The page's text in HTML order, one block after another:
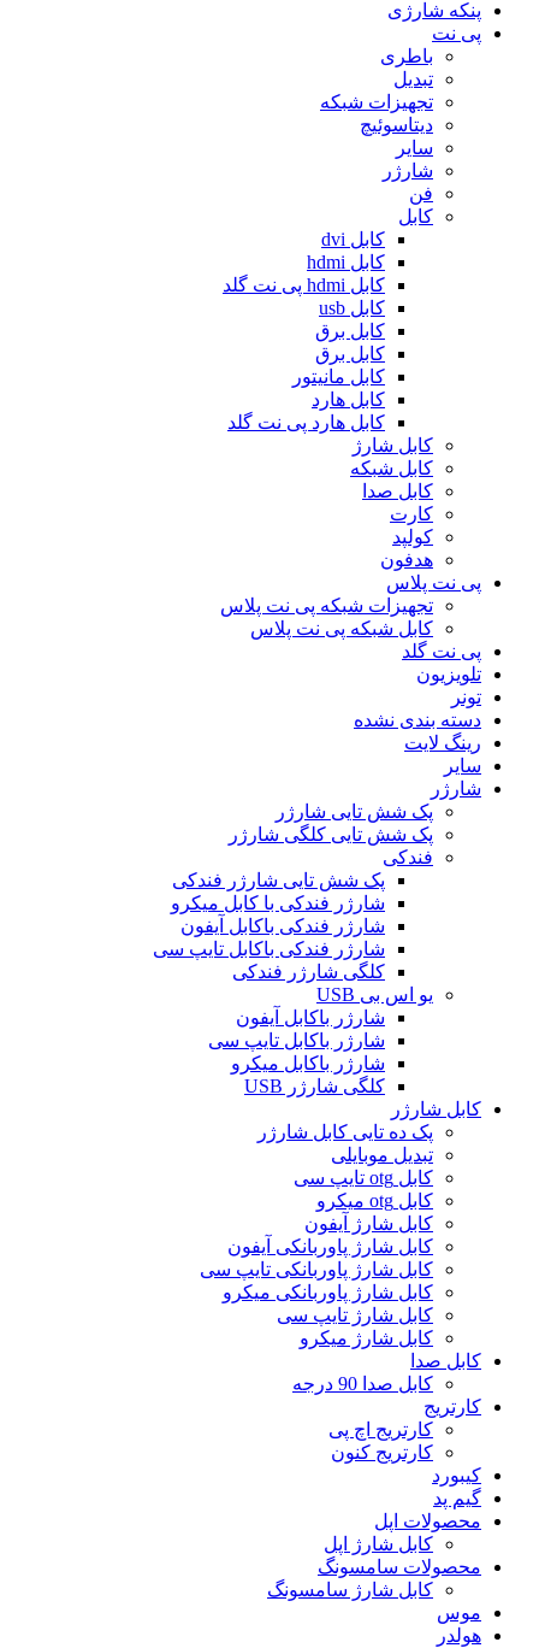
پنکه شارژی
پی نت
باطری
تبدیل
تجهیزات شبکه
دیتاسوئیچ
سایر
شارژر
فن
کابل
کابل dvi
کابل hdmi
کابل hdmi پی نت گلد
کابل usb
کابل برق
کابل برق
کابل مانیتور
کابل هارد
کابل هارد پی نت گلد
کابل شارژ
کابل شبکه
کابل صدا
کارت
کولپد
هدفون
پی نت پلاس
تجهیزات شبکه پی نت پلاس
کابل شبکه پی نت پلاس
پی نت گلد
تلویزیون
تونر
دسته بندی نشده
رینگ لایت
سایر
شارژر
پک شش تایی شارژر
پک شش تایی کلگی شارژر
فندکی
پک شش تایی شارژر فندکی
شارژر فندکی با کابل میکرو
شارژر فندکی باکابل آیفون
شارژر فندکی باکابل تایپ سی
کلگی شارژر فندکی
یو اس بی USB
شارژر باکابل آیفون
شارژر باکابل تایپ سی
شارژر باکابل میکرو
کلگی شارژر USB
کابل شارژر
پک ده تایی کابل شارژر
تبدیل موبایلی
کابل otg تایپ سی
کابل otg میکرو
کابل شارژ آیفون
کابل شارژ پاوربانکی آیفون
کابل شارژ پاوربانکی تایپ سی
کابل شارژ پاوربانکی میکرو
کابل شارژ تایپ سی
کابل شارژ میکرو
کابل صدا
کابل صدا 90 درجه
کارتریج
کارتریج اچ پی
کارتریج کنون
کیبورد
گیم پد
محصولات اپل
کابل شارژ اپل
محصولات سامسونگ
کابل شارژ سامسونگ
موس
هولدر